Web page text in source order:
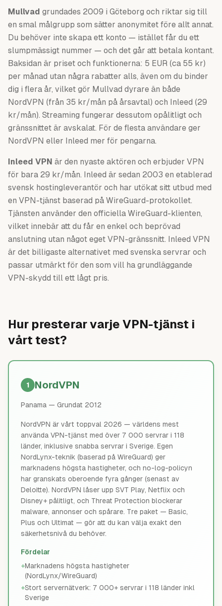
Mullvad grundades 2009 i Göteborg och riktar sig till
en smal målgrupp som sätter anonymitet före allt annat.
Du behöver inte skapa ett konto — istället får du ett
slumpmässigt nummer — och det går att betala kontant.
Baksidan är priset och funktionerna: 5 EUR (ca 55 kr)
per månad utan några rabatter alls, även om du binder
dig i flera år, vilket gör Mullvad dyrare än både
NordVPN (från 35 kr/mån på årsavtal) och Inleed (29
kr/mån). Streaming fungerar dessutom opålitligt och
gränssnittet är avskalat. För de flesta användare ger
NordVPN eller Inleed mer för pengarna.
Inleed VPN är den nyaste aktören och erbjuder VPN
för bara 29 kr/mån. Inleed är sedan 2003 en etablerad
svensk hostingleverantör och har utökat sitt utbud med
en VPN-tjänst baserad på WireGuard-protokollet.
Tjänsten använder den officiella WireGuard-klienten,
vilket innebär att du får en enkel och beprövad
anslutning utan något eget VPN-gränssnitt. Inleed VPN
är det billigaste alternativet med svenska servrar och
passar utmärkt för den som vill ha grundläggande
VPN-skydd till ett lågt pris.
Hur presterar varje VPN-tjänst i
vårt test?
1 NordVPN
Panama — Grundat 2012
NordVPN är vårt toppval 2026 — världens mest
använda VPN-tjänst med över 7 000 servrar i 118
länder, inklusive snabba servrar i Sverige. Egen
NordLynx-teknik (baserad på WireGuard) ger
marknadens högsta hastigheter, och no-log-policyn
har granskats oberoende fyra gånger (senast av
Deloitte). NordVPN låser upp SVT Play, Netflix och
Disney+ pålitligt, och Threat Protection blockerar
malware, annonser och spårare. Tre paket — Basic,
Plus och Ultimat — gör att du kan välja exakt den
säkerhetsnivå du behöver.
Fördelar
+Marknadens högsta hastigheter
(NordLynx/WireGuard)
+Stort servernätverk: 7 000+ servrar i 118 länder inkl
Sverige